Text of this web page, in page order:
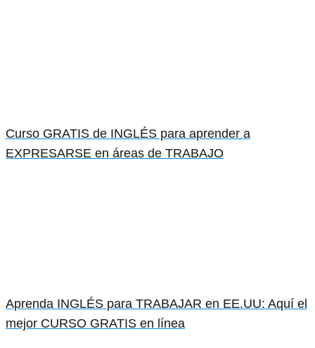
Curso GRATIS de INGLÉS para aprender a
EXPRESARSE en áreas de TRABAJO
Aprenda INGLÉS para TRABAJAR en EE.UU: Aquí el
mejor CURSO GRATIS en línea